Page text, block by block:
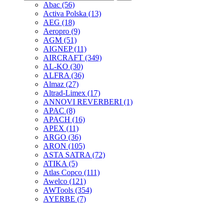
Abac (56)
Activa Polska (13)
AEG (18)
Aeropro (9)
AGM (51)
AIGNEP(11)
AIRCRAFT (349)
AL-KO (30)
ALFRA (36)
Almaz (27)
Altrad-Limex (17)
ANNOVI REVERBERI (1)
APAC (8)
APACH (16)
APEX (11)
ARGO (36)
ARON (105)
ASTA SATRA (72)
ATIKA (5)
Atlas Copco (111)
Awelco (121)
AWTools (354)
AYERBE (7)